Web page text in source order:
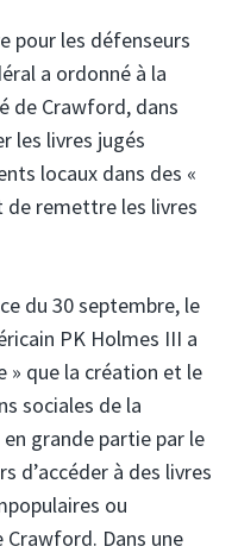
pour les défenseurs
a ordonné à la
de Crawford, dans
les livres jugés
locaux dans des «
de remettre les livres
du 30 septembre, le
PK Holmes III a
» que la création et le
sociales de la
grande partie par le
d’accéder à des livres
ou
Dans une